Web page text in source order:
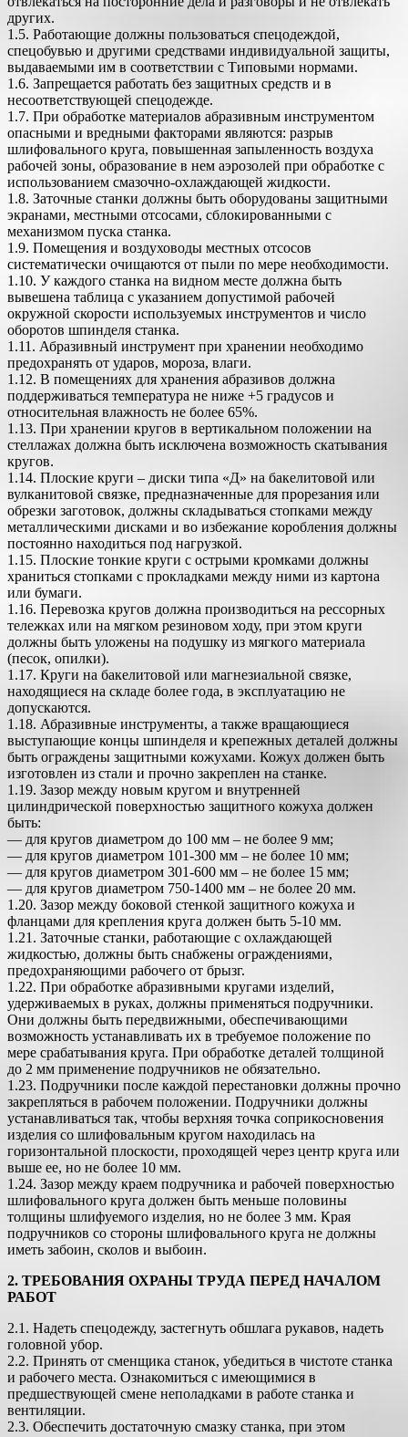
других.
1.5. Работающие должны пользоваться спецодеждой,
спецобувью и другими средствами индивидуальной защиты,
выдаваемыми им в соответствии с Типовыми нормами.
1.6. Запрещается работать без защитных средств и в
несоответствующей спецодежде.
1.7. При обработке материалов абразивным инструментом
опасными и вредными факторами являются: разрыв
шлифовального круга, повышенная запыленность воздуха
рабочей зоны, образование в нем аэрозолей при обработке с
использованием смазочно-охлаждающей жидкости.
1.8. Заточные станки должны быть оборудованы защитными
экранами, местными отсосами, сблокированными с
механизмом пуска станка.
1.9. Помещения и воздуховоды местных отсосов
систематически очищаются от пыли по мере необходимости.
1.10. У каждого станка на видном месте должна быть
вывешена таблица с указанием допустимой рабочей
окружной скорости используемых инструментов и число
оборотов шпинделя станка.
1.11. Абразивный инструмент при хранении необходимо
предохранять от ударов, мороза, влаги.
1.12. В помещениях для хранения абразивов должна
поддерживаться температура не ниже +5 градусов и
относительная влажность не более 65%.
1.13. При хранении кругов в вертикальном положении на
стеллажах должна быть исключена возможность скатывания
кругов.
1.14. Плоские круги – диски типа «Д» на бакелитовой или
вулканитовой связке, предназначенные для прорезания или
обрезки заготовок, должны складываться стопками между
металлическими дисками и во избежание коробления должны
постоянно находиться под нагрузкой.
1.15. Плоские тонкие круги с острыми кромками должны
храниться стопками с прокладками между ними из картона
или бумаги.
1.16. Перевозка кругов должна производиться на рессорных
тележках или на мягком резиновом ходу, при этом круги
должны быть уложены на подушку из мягкого материала
(песок, опилки).
1.17. Круги на бакелитовой или магнезиальной связке,
находящиеся на складе более года, в эксплуатацию не
допускаются.
1.18. Абразивные инструменты, а также вращающиеся
выступающие концы шпинделя и крепежных деталей должны
быть ограждены защитными кожухами. Кожух должен быть
изготовлен из стали и прочно закреплен на станке.
1.19. Зазор между новым кругом и внутренней
цилиндрической поверхностью защитного кожуха должен
быть:
— для кругов диаметром до 100 мм – не более 9 мм;
— для кругов диаметром 101-300 мм – не более 10 мм;
— для кругов диаметром 301-600 мм – не более 15 мм;
— для кругов диаметром 750-1400 мм – не более 20 мм.
1.20. Зазор между боковой стенкой защитного кожуха и
фланцами для крепления круга должен быть 5-10 мм.
1.21. Заточные станки, работающие с охлаждающей
жидкостью, должны быть снабжены ограждениями,
предохраняющими рабочего от брызг.
1.22. При обработке абразивными кругами изделий,
удерживаемых в руках, должны применяться подручники.
Они должны быть передвижными, обеспечивающими
возможность устанавливать их в требуемое положение по
мере срабатывания круга. При обработке деталей толщиной
до 2 мм применение подручников не обязательно.
1.23. Подручники после каждой перестановки должны прочно
закрепляться в рабочем положении. Подручники должны
устанавливаться так, чтобы верхняя точка соприкосновения
изделия со шлифовальным кругом находилась на
горизонтальной плоскости, проходящей через центр круга или
выше ее, но не более 10 мм.
1.24. Зазор между краем подручника и рабочей поверхностью
шлифовального круга должен быть меньше половины
толщины шлифуемого изделия, но не более 3 мм. Края
подручников со стороны шлифовального круга не должны
иметь забоин, сколов и выбоин.
2. ТРЕБОВАНИЯ ОХРАНЫ ТРУДА ПЕРЕД НАЧАЛОМ
РАБОТ
2.1. Надеть спецодежду, застегнуть обшлага рукавов, надеть
головной убор.
2.2. Принять от сменщика станок, убедиться в чистоте станка
и рабочего места. Ознакомиться с имеющимися в
предшествующей смене неполадками в работе станка и
вентиляции.
2.3. Обеспечить достаточную смазку станка, при этом